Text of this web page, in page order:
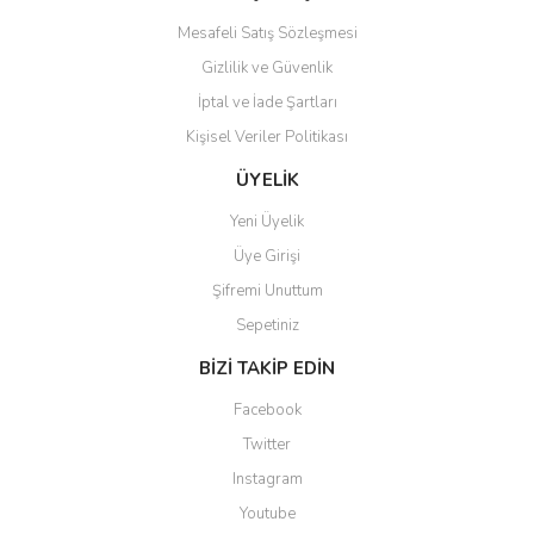
Gönder
Mesafeli Satış Sözleşmesi
Gizlilik ve Güvenlik
İptal ve İade Şartları
Kişisel Veriler Politikası
ÜYELİK
Yeni Üyelik
Üye Girişi
Şifremi Unuttum
Sepetiniz
BİZİ TAKİP EDİN
Facebook
Twitter
Instagram
Youtube